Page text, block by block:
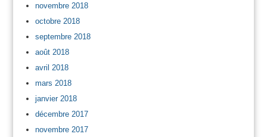
novembre 2018
octobre 2018
septembre 2018
août 2018
avril 2018
mars 2018
janvier 2018
décembre 2017
novembre 2017